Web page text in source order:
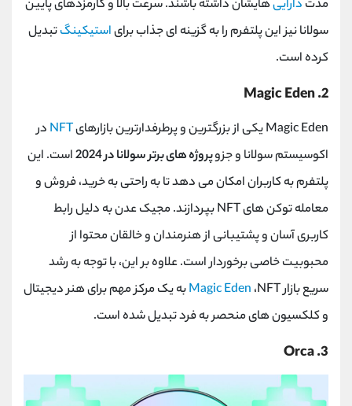
‌مدت دارایی‌هایشان داشته باشند. سرعت بالا و کارمزدهای پایین
سولانا نیز این پلتفرم را به گزینه‌ ای جذاب برایاستیکینگتبدیل
کرده است.
2.
Magic Eden
Magic Eden یکی از بزرگترین و پرطرفدارترین بازارهای NFT در
اکوسیستم سولانا و جزوپروژه های برتر سولانا در 2024
است. این
پلتفرم به کاربران امکان می ‌دهد تا به راحتی به خرید، فروش و
معامله توکن ‌هایNFTبپردازند. مجیک عدن به دلیل رابط
کاربری آسان و پشتیبانی از هنرمندان و خالقان محتوا از
محبوبیت خاصی برخوردار است. علاوه بر این، با توجه به رشد
سریع بازارNFT، Magic Edenبه یک مرکز مهم برای هنر دیجیتال
و کلکسیون ‌های منحصر به فرد تبدیل شده است.
3.
Orca